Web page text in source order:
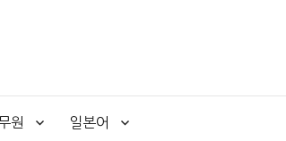
원 일본어